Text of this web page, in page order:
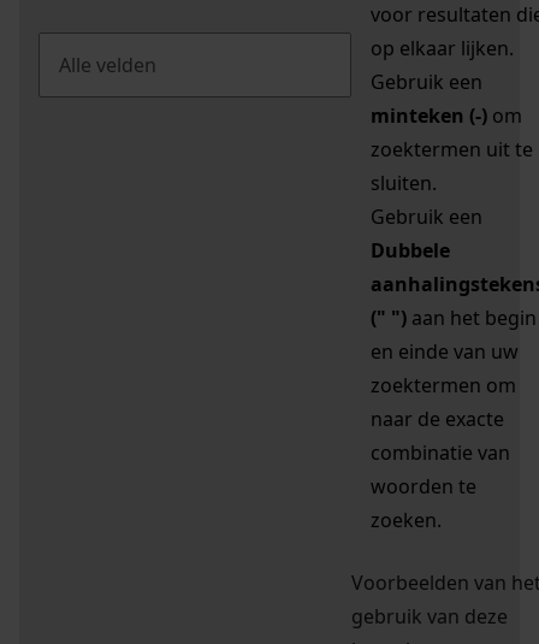
voor resultaten
op elkaar lijken.
Gebruik een
minteken (-) om
zoektermen uit te
sluiten.
Gebruik een
Dubbele
(" ") aan het begin
en einde van uw
zoektermen om
naar de exacte
combinatie van
woorden te
zoeken.
Voorbeelden van
gebruik van deze